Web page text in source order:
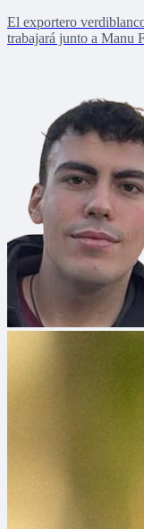
El exportero
trabajará junto a Manu